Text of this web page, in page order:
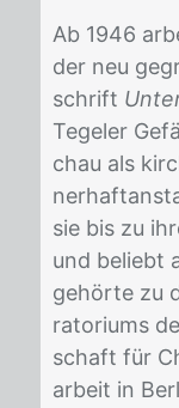
Ab 1946
der neu
schrift
Te­ge­ler
chau als
sie bis zu
und be­liebt
ge­hör­te zu
ra­to­ri­ums
schaft für
ar­beit in